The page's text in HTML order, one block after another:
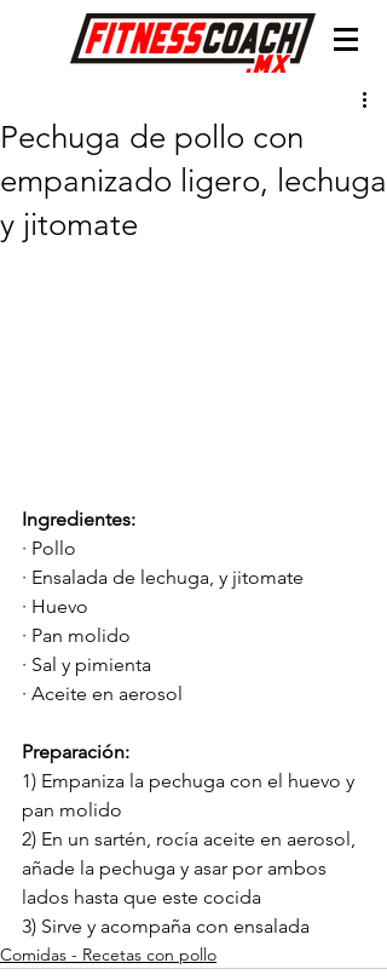
Pechuga de pollo con
empanizado ligero, lechuga
y jitomate
Ingredientes:
· Pollo
· Ensalada de lechuga, y jitomate
· Huevo
· Pan molido
· Sal y pimienta
· Aceite en aerosol
Preparación:
1) Empaniza la pechuga con el huevo y
pan molido
2) En un sartén, rocía aceite en aerosol,
añade la pechuga y asar por ambos
lados hasta que este cocida
3) Sirve y acompaña con ensalada
Comidas - Recetas con pollo